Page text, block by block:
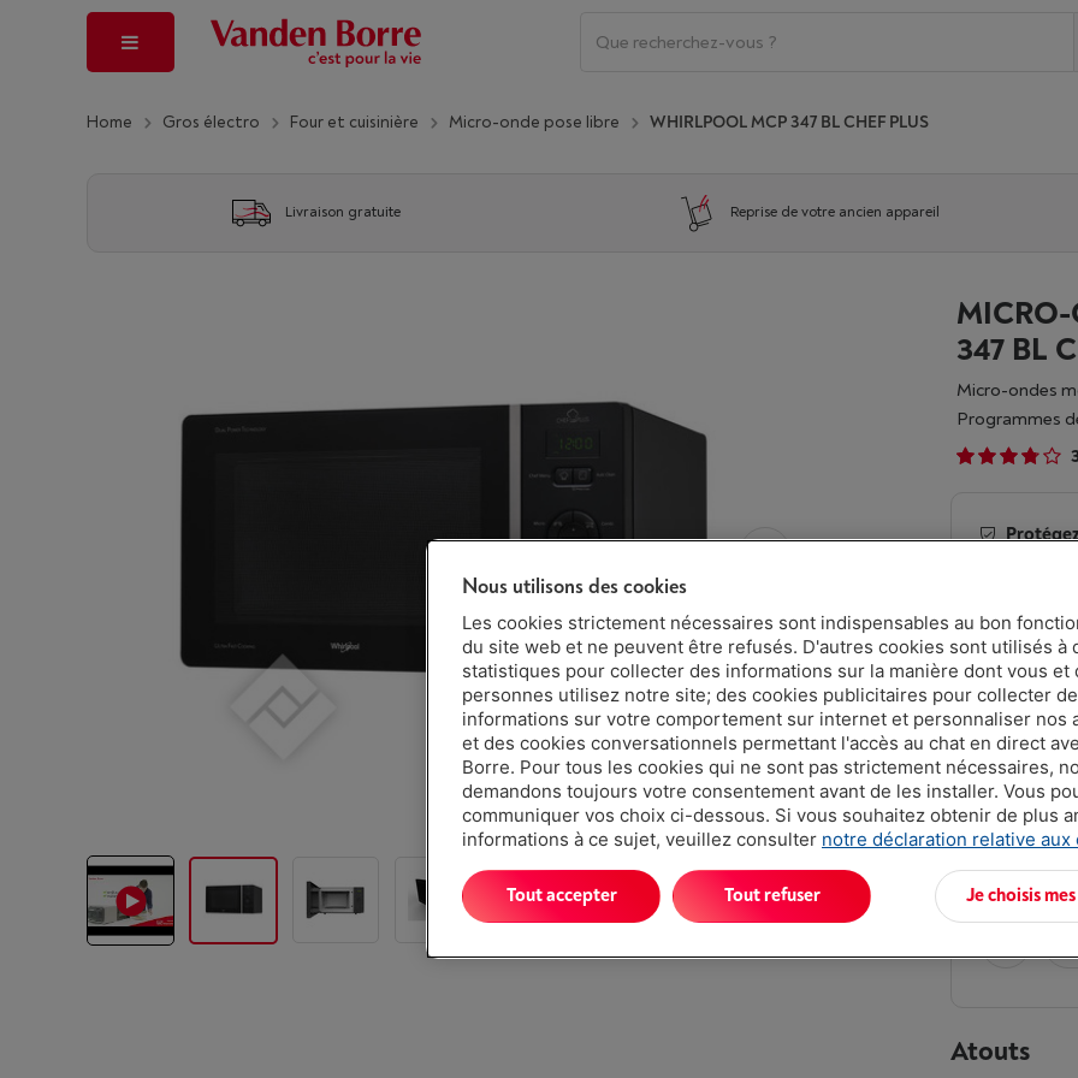
Home Gros électro Four et cuisinière Micro-onde pose libre WHIRLPOOL MCP 347 BL CHEF PLUS
Livraison gratuite Reprise de votre ancien appareil
MICRO-
347 BL
Micro-ondes
Programmes
2 ans
Livré
€
Oupayer
Attention,
Atouts
Nous utilisons des cookies
Les cookies strictement nécessaires sont indispensables au bon
du site web et ne peuvent être refusés. D'autres cookies sont utilisés à
statistiques pour collecter des informations sur la manière dont vous et
personnes utilisez notre site; des cookies publicitaires pour collecter
informations sur votre comportement sur internet et personnaliser nos
et des cookies conversationnels permettant l'accès au chat en direct
Borre. Pour tous les cookies qui ne sont pas strictement nécessaires,
demandons toujours votre consentement avant de les installer. Vous
communiquer vos choix ci-dessous. Si vous souhaitez obtenir de plus
informations à ce sujet, veuillez consulter notre déclaration relative aux
Je choisis
Tout refuser
Tout accepter